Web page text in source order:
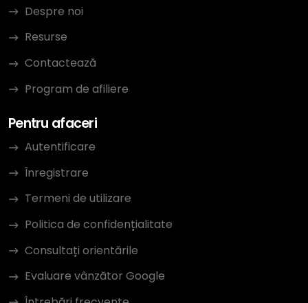
Despre noi
Resurse
Contactează
Program de afiliere
Pentru afaceri
Autentificare
Înregistrare
Termeni de utilizare
Politica de confidențialitate
Consultați orientările
Evaluare vânzător Google